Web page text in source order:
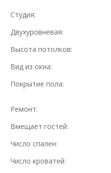
Студия:
Двухуровневая:
Высота потолков:
Вид из окна:
Покрытие пола:
Ремонт:
Вмещает гостей:
Число спален:
Число кроватей: